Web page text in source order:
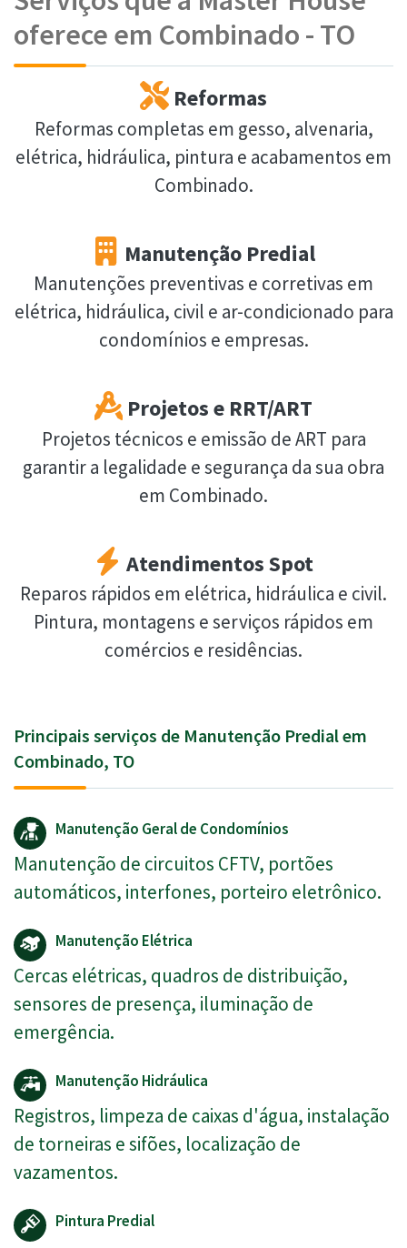
oferece em Combinado - TO
Reformas
Reformas completas em gesso, alvenaria,
elétrica, hidráulica, pintura e acabamentos em
Combinado.
Manutenção Predial
Manutenções preventivas e corretivas em
elétrica, hidráulica, civil e ar-condicionado para
condomínios e empresas.
Projetos e RRT/ART
Projetos técnicos e emissão de ART para
garantir a legalidade e segurança da sua obra
em Combinado.
Atendimentos Spot
Reparos rápidos em elétrica, hidráulica e civil.
Pintura, montagens e serviços rápidos em
comércios e residências.
Principais serviços de Manutenção Predial em
Combinado, TO
Manutenção Geral de Condomínios
Manutenção de circuitos CFTV, portões
automáticos, interfones, porteiro eletrônico.
Manutenção Elétrica
Cercas elétricas, quadros de distribuição,
sensores de presença, iluminação de
emergência.
Manutenção Hidráulica
Registros, limpeza de caixas d'água, instalação
de torneiras e sifões, localização de
vazamentos.
Pintura Predial